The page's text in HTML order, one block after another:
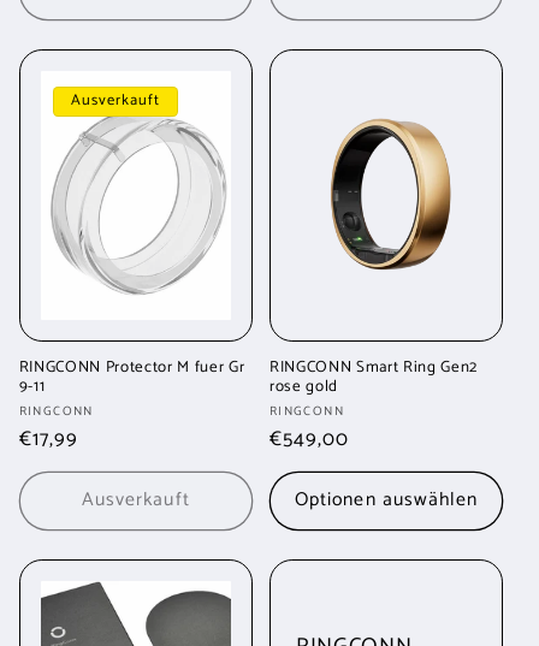
Ausverkauft
RINGCONN Protector M fuer Gr
9-11
Anbieter:
RINGCONN
Normaler
Preis
€17,99
Ausverkauft
RINGCONN Smart Ring Gen2
rose gold
Anbieter:
RINGCONN
Normaler
Preis
€549,00
Optionen auswählen